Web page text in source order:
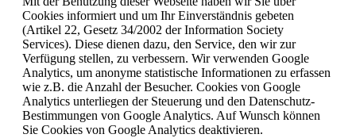
Cookies informiert und um Ihr Einverständnis gebeten
(Artikel 22, Gesetz 34/2002 der Information Society
Services). Diese dienen dazu, den Service, den wir zur
Verfügung stellen, zu verbessern. Wir verwenden Google
Analytics, um anonyme statistische Informationen zu erfassen
wie z.B. die Anzahl der Besucher. Cookies von Google
Analytics unterliegen der Steuerung und den Datenschutz-
Bestimmungen von Google Analytics. Auf Wunsch können
Sie Cookies von Google Analytics deaktivieren.